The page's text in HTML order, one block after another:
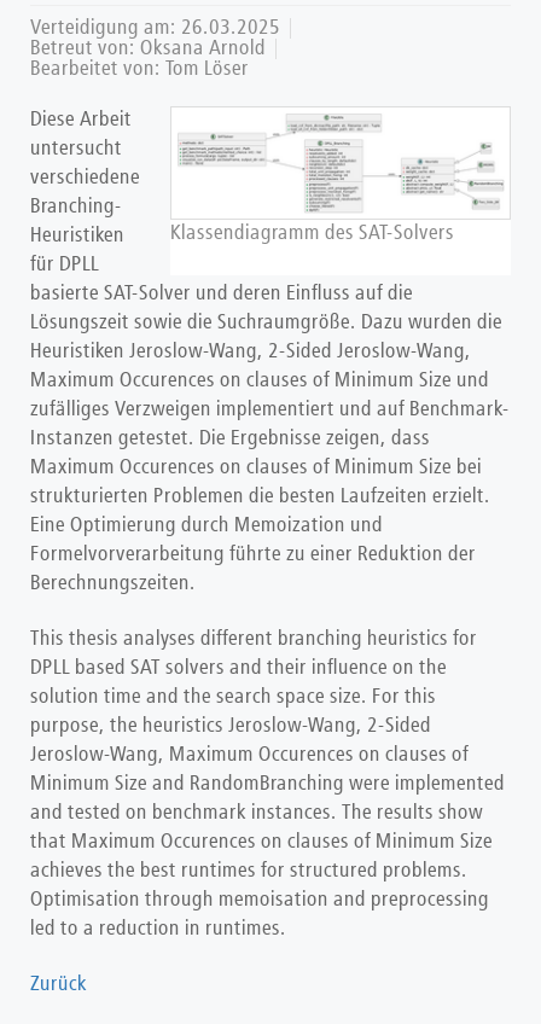
Verteidigung am: 26.03.2025
Betreut von: Oksana Arnold
Bearbeitet von:
Tom Löser
Klassendiagramm des SAT-Solvers
Diese Arbeit
untersucht
verschiedene
Branching-
Heuristiken
für DPLL
basierte SAT-Solver und deren Einfluss auf die
Lösungszeit sowie die Suchraumgröße. Dazu wurden die
Heuristiken Jeroslow-Wang, 2-Sided Jeroslow-Wang,
Maximum Occurences on clauses of Minimum Size und
zufälliges Verzweigen implementiert und auf Benchmark-
Instanzen getestet. Die Ergebnisse zeigen, dass
Maximum Occurences on clauses of Minimum Size bei
strukturierten Problemen die besten Laufzeiten erzielt.
Eine Optimierung durch Memoization und
Formelvorverarbeitung führte zu einer Reduktion der
Berechnungszeiten.
This thesis analyses different branching heuristics for
DPLL based SAT solvers and their influence on the
solution time and the search space size. For this
purpose, the heuristics Jeroslow-Wang, 2-Sided
Jeroslow-Wang, Maximum Occurences on clauses of
Minimum Size and RandomBranching were implemented
and tested on benchmark instances. The results show
that Maximum Occurences on clauses of Minimum Size
achieves the best runtimes for structured problems.
Optimisation through memoisation and preprocessing
led to a reduction in runtimes.
Zurück